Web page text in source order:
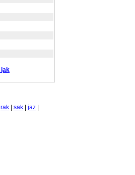
jak
rak sak jaz